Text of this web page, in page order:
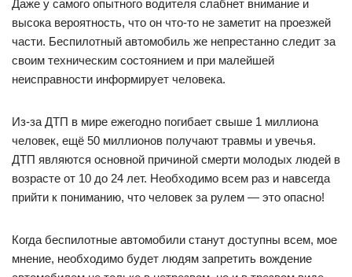
Даже у самого опытного водителя слабнет внимание и
высока вероятность, что он что-то не заметит на проезжей
части. Беспилотный автомобиль же непрестанно следит за
своим техническим состоянием и при малейшей
неисправности информирует человека.
Из-за ДТП в мире ежегодно погибает свыше 1 миллиона
человек, ещё 50 миллионов получают травмы и увечья.
ДТП являются основной причиной смерти молодых людей в
возрасте от 10 до 24 лет. Необходимо всем раз и навсегда
прийти к пониманию, что человек за рулем — это опасно!
Когда беспилотные автомобили станут доступны всем, мое
мнение, необходимо будет людям запретить вождение